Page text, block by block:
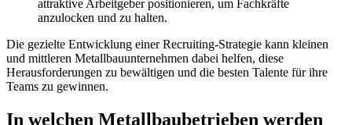
attraktive Arbeitgeber positionieren, um Fachkräfte
anzulocken und zu halten.
Die gezielte Entwicklung einer Recruiting-Strategie kann kleinen
und mittleren Metallbauunternehmen dabei helfen, diese
Herausforderungen zu bewältigen und die besten Talente für ihre
Teams zu gewinnen.
In welchen Metallbaubetrieben werden